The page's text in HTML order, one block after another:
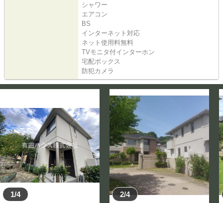
シャワー
エアコン
BS
インターネット対応
ネット使用料無料
TVモニタ付インターホン
宅配ボックス
防犯カメラ
1/4 2/4